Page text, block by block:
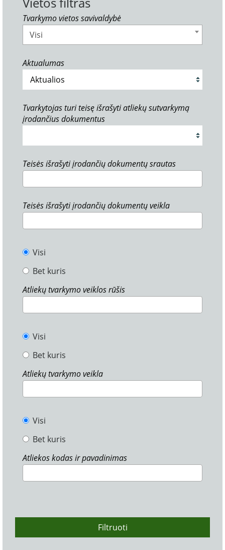
Tvarkymo vietos savivaldybė
Visi
Aktualumas
Tvarkytojas turi teisę išrašyti atliekų sutvarkymą
įrodančius dokumentus
Teisės išrašyti įrodančių dokumentų srautas
Teisės išrašyti įrodančių dokumentų veikla
Visi
Bet kuris
Atliekų tvarkymo veiklos rūšis
Visi
Bet kuris
Atliekų tvarkymo veikla
Visi
Bet kuris
Atliekos kodas ir pavadinimas
Filtruoti